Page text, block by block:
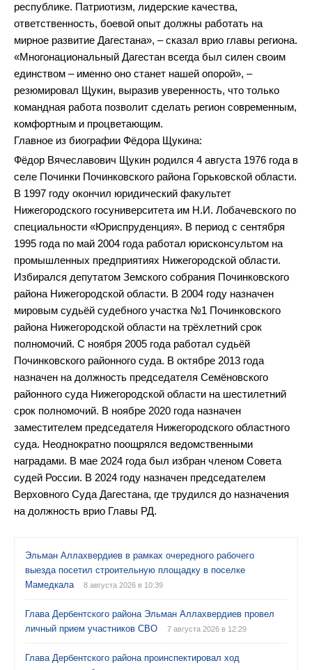
республике. Патриотизм, лидерские качества,
ответственность, боевой опыт должны работать на
мирное развитие Дагестана», – сказал врио главы региона.
«Многонациональный Дагестан всегда был силен своим
единством – именно оно станет нашей опорой», –
резюмировал Щукин, выразив уверенность, что только
командная работа позволит сделать регион современным,
комфортным и процветающим.
Главное из биографии Фёдора Щукина:
Фёдор Вячеславович Щукин родился 4 августа 1976 года в
селе Починки Починковского района Горьковской области.
В 1997 году окончил юридический факультет
Нижегородского госуниверситета им Н.И. Лобачевского по
специальности «Юриспруденция». В период с сентября
1995 года по май 2004 года работал юрисконсультом на
промышленных предприятиях Нижегородской области.
Избирался депутатом Земского собрания Починковского
района Нижегородской области. В 2004 году назначен
мировым судьёй судебного участка №1 Починковского
района Нижегородской области на трёхлетний срок
полномочий. С ноября 2005 года работал судьёй
Починковского районного суда. В октябре 2013 года
назначен на должность председателя Семёновского
районного суда Нижегородской области на шестилетний
срок полномочий. В ноябре 2020 года назначен
заместителем председателя Нижегородского областного
суда. Неоднократно поощрялся ведомственными
наградами. В мае 2024 года был избран членом Совета
судей России. В 2024 году назначен председателем
Верховного Суда Дагестана, где трудился до назначения
на должность врио Главы РД.
Эльман Аллахвердиев в рамках очередного рабочего
выезда посетил строительную площадку в поселке
Мамедкала
8 августа 2026 в 10:39
Глава Дербентского района Эльман Аллахвердиев провел
личный прием участников СВО
7 августа 2026 в 12:29
Глава Дербентского района проинспектировал ход